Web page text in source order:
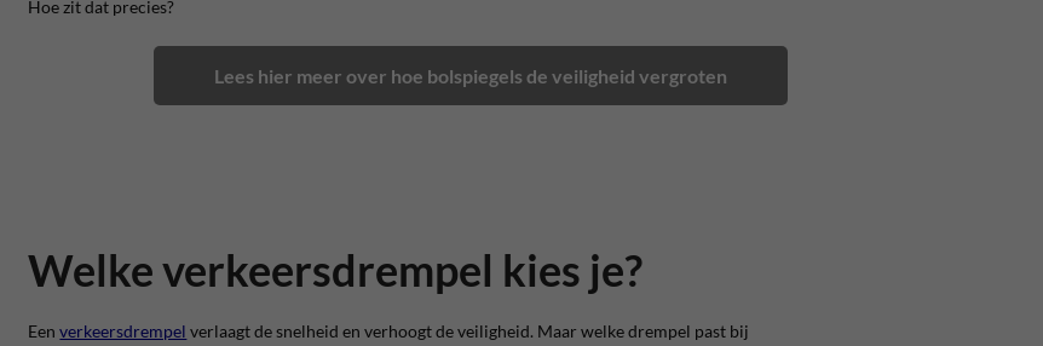
Hoe zit dat precies?
Lees hier meer over hoe bolspiegels de veiligheid vergroten
Welke verkeersdrempel kies je?
Een verkeersdrempel verlaagt de snelheid en verhoogt de veiligheid. Maar welke drempel past bij